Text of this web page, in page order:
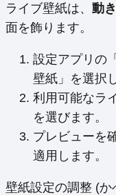
ライブ壁紙は、 動
面を飾ります。
設定アプリの
壁紙」を選択
利用可能なラ
を選びます。
プレビューを
適用します。
壁紙設定の調整 (